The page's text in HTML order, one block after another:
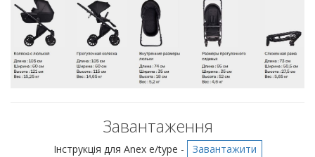
Завантаження
Інструкція для Anex e/type -
Завантажити